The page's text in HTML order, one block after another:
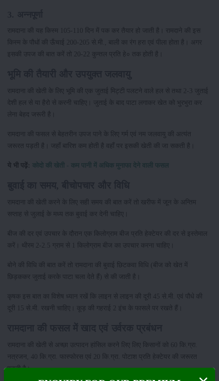
रामदाना की यह किस्म 105-110 दिन में पक कर तैयार हो जाती है। रामदाने की इस
किस्म के पौधों की ऊँचाई 200-205 से.मी., बाली का रंग हरा एवं पीला होता है। अगर
इसकी उपज की बात करें तो 20-22 कुन्तल प्रति हे० तक होती है।
रामदाना की खेती के लिए भूमि की एक जुताई मिट्टी पलटने वाले हल से तथा 2-3 जुताई
देशी हल से या हैरो से करनी चाहिए। जुताई के बाद पाटा लगाकर खेत को भुरभुरा कर
लेना बेहद जरूरी है।
रामदाना की फसल से बेहतरीन उपज पाने के लिए गर्म एवं नम जलवायु की अत्यंत
जरूरत पड़ती है। जहाँ बारिश कम होती है वहाँ पर इसकी खेती की जा सकती है।
ये भी पढ़ें: कोदो की खेती - कम पानी में अधिक मुनाफा देने वाली फसल
रामदाना की खेती करने के लिए सही समय की बात करें तो खरीफ में जून के अन्तिम
सप्ताह से जुलाई के मध्य तक बुवाई कर देनी चाहिए।
बीज की दर एवं उपचार के दौरान एक किलोग्राम बीज प्रति हेक्टेयर की दर से इस्तेमाल
करें। थीरम 2-2.5 ग्राम से 1 किलोग्राम बीज का उपचार करना चाहिए।
बोने की विधि की बात करें तो रामदाना की बुवाई छिटकवा विधि (बीज को खेत में
छिड़ककर जुताई करके पाटा चला देते हैं) से की जाती है।
कृषक इस बात का विशेष ध्यान रखें कि लाइन से लाइन की दूरी 45 से.मी. एवं पौधे की
दूरी 15 से.मी. रखनी चाहिए। कूड़ की गहराई 2 इंच के फासले पर रखते हैं।
रामदाना की खेती से अच्छा उत्पादन हांसिल करने लिए लिए किसानों को 60 कि.ग्रा.
नत्रजन, 40 कि.ग्रा. फास्फोरस एवं 20 कि.ग्रा. पोटाश प्रति हेक्टेयर की जरूरत
पड़ती है।